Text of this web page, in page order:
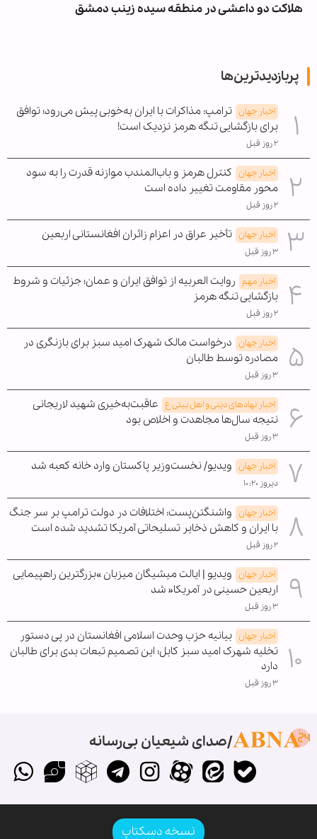
هلاکت دو داعشی در منطقه سیده زینب دمشق
پربازدیدترین‌ها
اخبار جهان ترامپ: مذاکرات با ایران به‌خوبی پیش می‌رود؛ توافق
برای بازگشایی تنگه هرمز نزدیک است!
۲ روز قبل
اخبار جهان کنترل هرمز و باب‌المندب موازنه قدرت را به سود
محور مقاومت تغییر داده است
۲ روز قبل
اخبار جهان تأخیر عراق در اعزام زائران افغانستانی اربعین
۳ روز قبل
اخبار مهم روایت العربیه از توافق ایران و عمان؛ جزئیات و شروط
بازگشایی تنگه هرمز
۲ روز قبل
اخبار جهان درخواست مالک شهرک امید سبز برای بازنگری در
مصادره توسط طالبان
۳ روز قبل
اخبار نهادهای دینی و اهل بیتی ع عاقبت‌به‌خیری شهید لاریجانی
نتیجه سال‌ها مجاهدت و اخلاص بود
۳ روز قبل
اخبار جهان ویدیو/ نخست‌وزیر پاکستان وارد خانه کعبه شد
دیروز ۱۰:۲۰
اخبار جهان واشنگتن‌پست: اختلافات در دولت ترامپ بر سر جنگ
با ایران و کاهش ذخایر تسلیحاتی آمریکا تشدید شده است
۲ روز قبل
اخبار جهان ویدیو | ایالت میشیگان میزبان »بزرگترین راهپیمایی
اربعین حسینی در آمریکا« شد
۳ روز قبل
اخبار جهان بیانیه حزب وحدت اسلامی افغانستان در پی دستور
تخلیه شهرک امید سبز کابل؛ این تصمیم تبعات بدی برای طالبان
دارد
۳ روز قبل
صدای شیعیان بی‌رسانه
نسخه دسکتاپ